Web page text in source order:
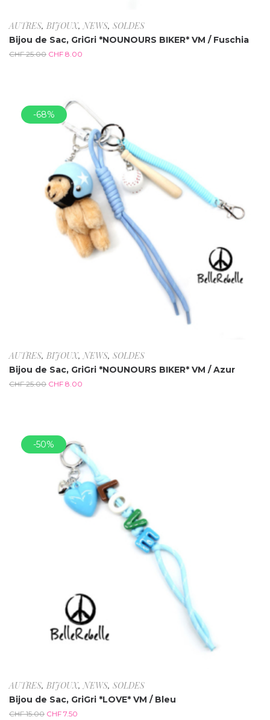
AUTRES, BIJOUX,NEWS, SOLDES
Bijou de Sac, GriGri *NOUNOURS BIKER* VM / Fuschia
CHF25.00 CHF 8.00
-68%
AUTRES, BIJOUX,NEWS, SOLDES
Bijou de Sac, GriGri *NOUNOURS BIKER* VM / Azur
CHF25.00 CHF 8.00
-50%
AUTRES, BIJOUX,NEWS, SOLDES
Bijou de Sac, GriGri *LOVE* VM / Bleu
CHF15.00 CHF 7.50